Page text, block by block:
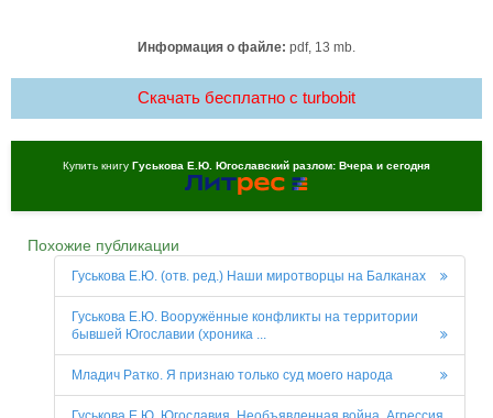
Информация о файле: pdf, 13 mb.
Скачать бесплатно c turbobit
Купить книгу Гуськова Е.Ю. Югославский разлом: Вчера и сегодня
Похожие публикации
Гуськова Е.Ю. (отв. ред.) Наши миротворцы на Балканах
Гуськова Е.Ю. Вооружённые конфликты на территории
бывшей Югославии (хроника ...
Младич Ратко. Я признаю только суд моего народа